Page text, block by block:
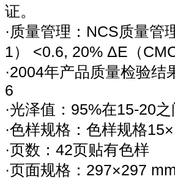
证。
·质量管理：NCS质量
1） <0.6, 20% ΔE（
·2004年产品质量检验
6
·光泽值：95%在15-20之
·色样规格：色样规格
·页数：42页贴有色样
·页面规格：297×297